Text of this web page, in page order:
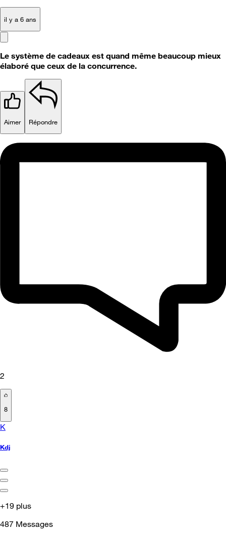
il y a 6 ans
Le système de cadeaux est quand même beaucoup mieux
élaboré que ceux de la concurrence.
Aimer Répondre
2
8
K
Kdj
+19 plus
487 Messages